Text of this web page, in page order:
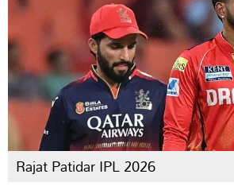
Rajat Patidar IPL 2026